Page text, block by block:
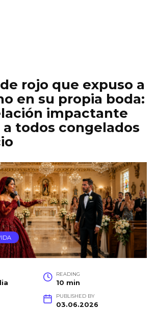
rojo que expuso a
en su propia boda:
impactante
todos congelados
READING
10 min
PUBLISHED BY
03.06.2026